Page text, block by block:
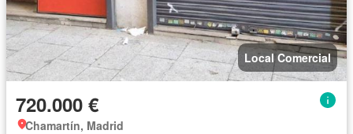
Local Comercial
720.000 €
Chamartín, Madrid